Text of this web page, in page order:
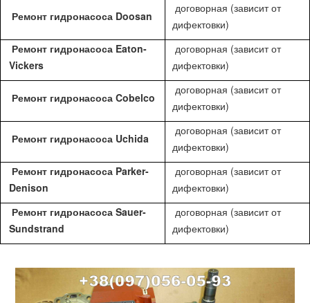
Ремонт гидронасоса Doosan
договорная (зависит от
дифектовки)
Ремонт гидронасоса Eaton-
Vickers
договорная (зависит от
дифектовки)
Ремонт гидронасоса Cobelco
договорная (зависит от
дифектовки)
Ремонт гидронасоса Uchida
договорная (зависит от
дифектовки)
Ремонт гидронасоса Parker-
Denison
договорная (зависит от
дифектовки)
Ремонт гидронасоса Sauer-
Sundstrand
договорная (зависит от
дифектовки)